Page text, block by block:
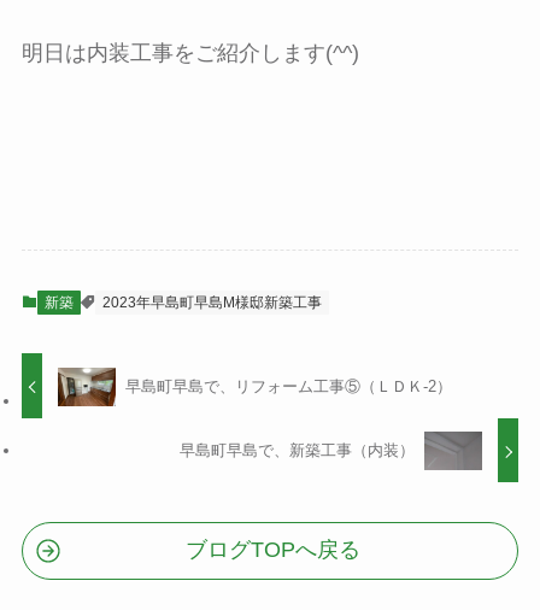
明日は内装工事をご紹介します(^^)
新築 2023年早島町早島M様邸新築工事
早島町早島で、リフォーム工事⑤（ＬＤＫ-2）
早島町早島で、新築工事（内装）
ブログTOPへ戻る